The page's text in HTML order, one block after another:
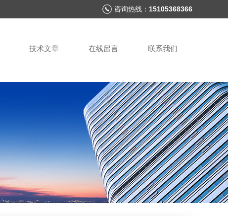
咨询热线： 15105368366
技术文章 在线留言 联系我们